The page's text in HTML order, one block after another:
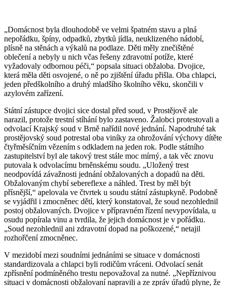
„Domácnost byla dlouhodobě ve velmi špatném stavu a plná
nepořádku, špíny, odpadků, zbytků jídla, neuklizeného nádobí,
plísně na stěnách a výkalů na podlaze. Děti měly znečištěné
oblečení a nebyly u nich včas řešeny zdravotní potíže, které
vyžadovaly odbornou péči,“ popsala situaci obžaloba. Dvojice,
která měla děti osvojené, o ně po zjištění úřadu přišla. Oba chlapci,
jeden předškolního a druhý mladšího školního věku, skončili v
azylovém zařízení.
Státní zástupce dvojici sice dostal před soud, v Prostějově ale
narazil, protože trestní stíhání bylo zastaveno. Žalobci protestovali a
odvolací Krajský soud v Brně nařídil nové jednání. Napodruhé tak
prostějovský soud potrestal oba viníky za ohrožování výchovy dítěte
čtyřměsíčním vězením s odkladem na jeden rok. Podle státního
zastupitelství byl ale takový trest stále moc mírný, a tak věc znovu
putovala k odvolacímu brněnskému soudu. „Uložený trest
neodpovídá závažnosti jednání obžalovaných a dopadů na děti.
Obžalovaným chybí sebereflexe a náhled. Trest by měl být
přísnější,“ apelovala ve čtvrtek u soudu státní zástupkyně. Podobně
se vyjádřil i zmocněnec dětí, který konstatoval, že soud nezohlednil
postoj obžalovaných. Dvojice v přípravném řízení nevypovídala, u
osudu popírala vinu a tvrdila, že jejich domácnost je v pořádku.
„Soud nezohlednil ani zdravotní dopad na poškozené,“ netajil
rozhořčení zmocněnec.
V mezidobí mezi soudními jednáními se situace v domácnosti
standardizovala a chlapci byli rodičům vráceni. Odvolací senát
zpřísnění podmíněného trestu nepovažoval za nutné. „Nepříznivou
situaci v domácnosti obžalovaní napravili a ze zpráv úřadů plyne, že